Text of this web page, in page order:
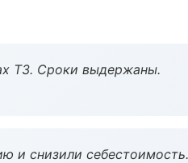
ТЗ. Сроки выдержаны.
и снизили себестоимость.